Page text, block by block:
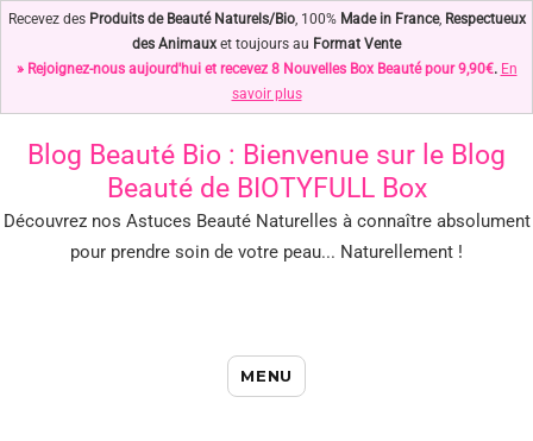
Recevez des Produits de Beauté Naturels/Bio, 100% Made in France, Respectueux
des Animauxet toujours au Format Vente
» Rejoignez-nous aujourd'hui et recevez 8 Nouvelles Box Beauté pour 9,90€. En
savoir plus
Blog Beauté Bio : Bienvenue sur le Blog
Beauté de BIOTYFULL Box
Découvrez nos Astuces Beauté Naturelles à connaître absolument
pour prendre soin de votre peau... Naturellement !
Blog Beauté Bio : Notre Top des
Astuces Beauté Naturelles !
MENU